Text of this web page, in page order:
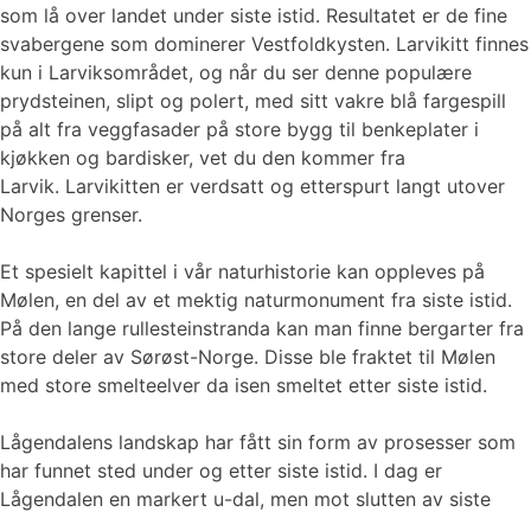
som lå over landet under siste istid. Resultatet er de fine
svabergene som dominerer Vestfoldkysten. Larvikitt finnes
kun i Larviksområdet, og når du ser denne populære
prydsteinen, slipt og polert, med sitt vakre blå fargespill
på alt fra veggfasader på store bygg til benkeplater i
kjøkken og bardisker, vet du den kommer fra
Larvik. Larvikitten er verdsatt og etterspurt langt utover
Norges grenser.
Et spesielt kapittel i vår naturhistorie kan oppleves på
Mølen, en del av et mektig naturmonument fra siste istid.
På den lange rullesteinstranda kan man finne bergarter fra
store deler av Sørøst-Norge. Disse ble fraktet til Mølen
med store smelteelver da isen smeltet etter siste istid.
Lågendalens landskap har fått sin form av prosesser som
har funnet sted under og etter siste istid. I dag er
Lågendalen en markert u-dal, men mot slutten av siste